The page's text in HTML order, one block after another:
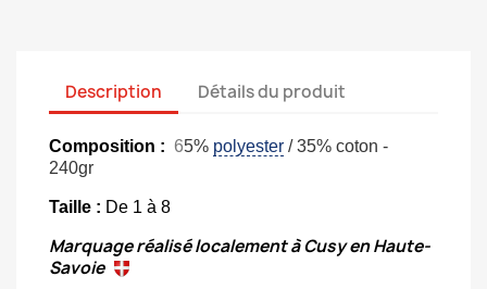
Description Détails du produit
Composition : 65% polyester / 35% coton -
240gr
Taille : De 1 à 8
Marquage réalisé localement à Cusy en Haute-
Savoie